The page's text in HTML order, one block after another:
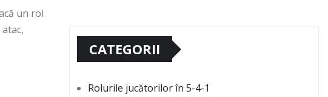
un rol
CATEGORII
Rolurile jucătorilor în 5-4-1